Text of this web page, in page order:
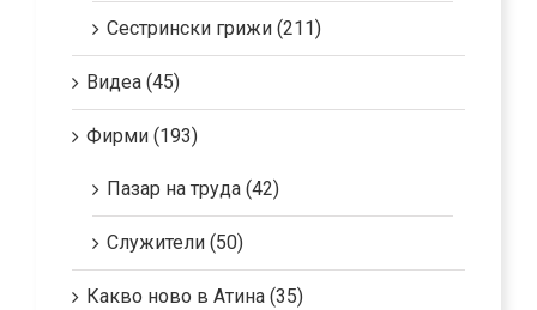
Сестрински грижи (211)
Видеа (45)
Фирми (193)
Пазар на труда (42)
Служители (50)
Какво ново в Атина (35)